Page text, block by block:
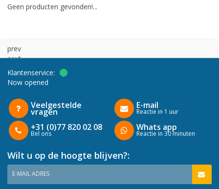
Geen producten gevonden!...
prev
next
Klantenservice:
Now opened
Veelgestelde
vragen
+31 (0)77 820 02 08
Bel ons
E-mail
Reactie in 1 uur
Whats app
Reactie in 30 minuten
Wilt u op de hoogte blijven?:
E-MAIL ADRES